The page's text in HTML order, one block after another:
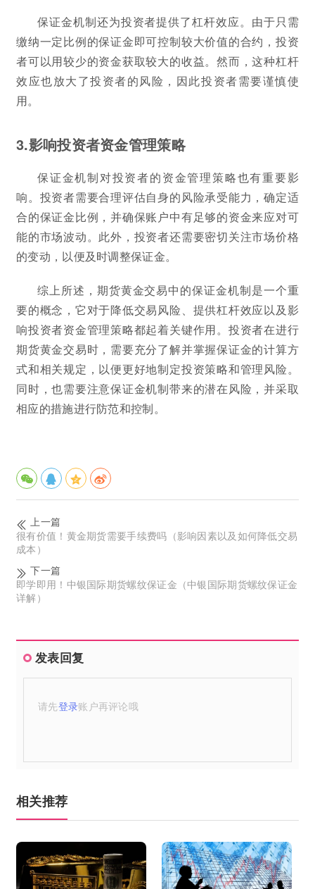
保证金机制还为投资者提供了杠杆效应。由于只需
缴纳一定比例的保证金即可控制较大价值的合约，投资
者可以用较少的资金获取较大的收益。然而，这种杠杆
效应也放大了投资者的风险，因此投资者需要谨慎使
用。
3.影响投资者资金管理策略
保证金机制对投资者的资金管理策略也有重要影
响。投资者需要合理评估自身的风险承受能力，确定适
合的保证金比例，并确保账户中有足够的资金来应对可
能的市场波动。此外，投资者还需要密切关注市场价格
的变动，以便及时调整保证金。
综上所述，期货黄金交易中的保证金机制是一个重
要的概念，它对于降低交易风险、提供杠杆效应以及影
响投资者资金管理策略都起着关键作用。投资者在进行
期货黄金交易时，需要充分了解并掌握保证金的计算方
式和相关规定，以便更好地制定投资策略和管理风险。
同时，也需要注意保证金机制带来的潜在风险，并采取
相应的措施进行防范和控制。
上一篇
很有价值！黄金期货需要手续费吗（影响因素以及如何降低交易
成本）
下一篇
即学即用！中银国际期货螺纹保证金（中银国际期货螺纹保证金
详解）
发表回复
请先登录账户再评论哦
相关推荐